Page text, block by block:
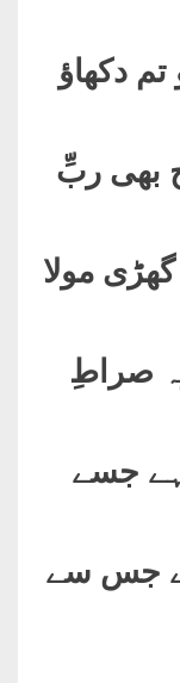
دکھاؤ
بھی ربِّ
مولا
صراطِ
ہے جسے
جس سے